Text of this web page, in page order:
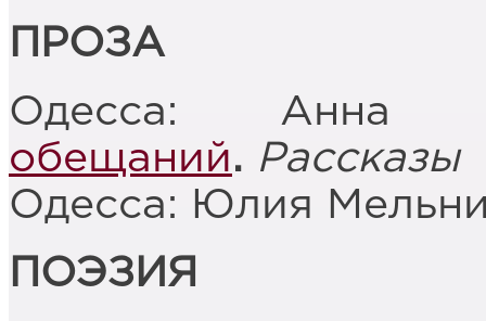
ПРОЗА
Одесса: Анна
обещаний. Рассказы
Одесса: Юлия
ПОЭЗИЯ